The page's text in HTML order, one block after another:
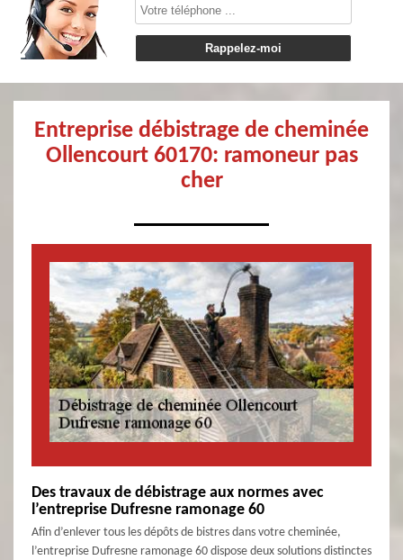
Entreprise débistrage de cheminée
Ollencourt 60170: ramoneur pas
cher
Des travaux de débistrage aux normes avec
l’entreprise Dufresne ramonage 60
Afin d’enlever tous les dépôts de bistres dans votre cheminée,
l’entreprise Dufresne ramonage 60 dispose deux solutions distinctes